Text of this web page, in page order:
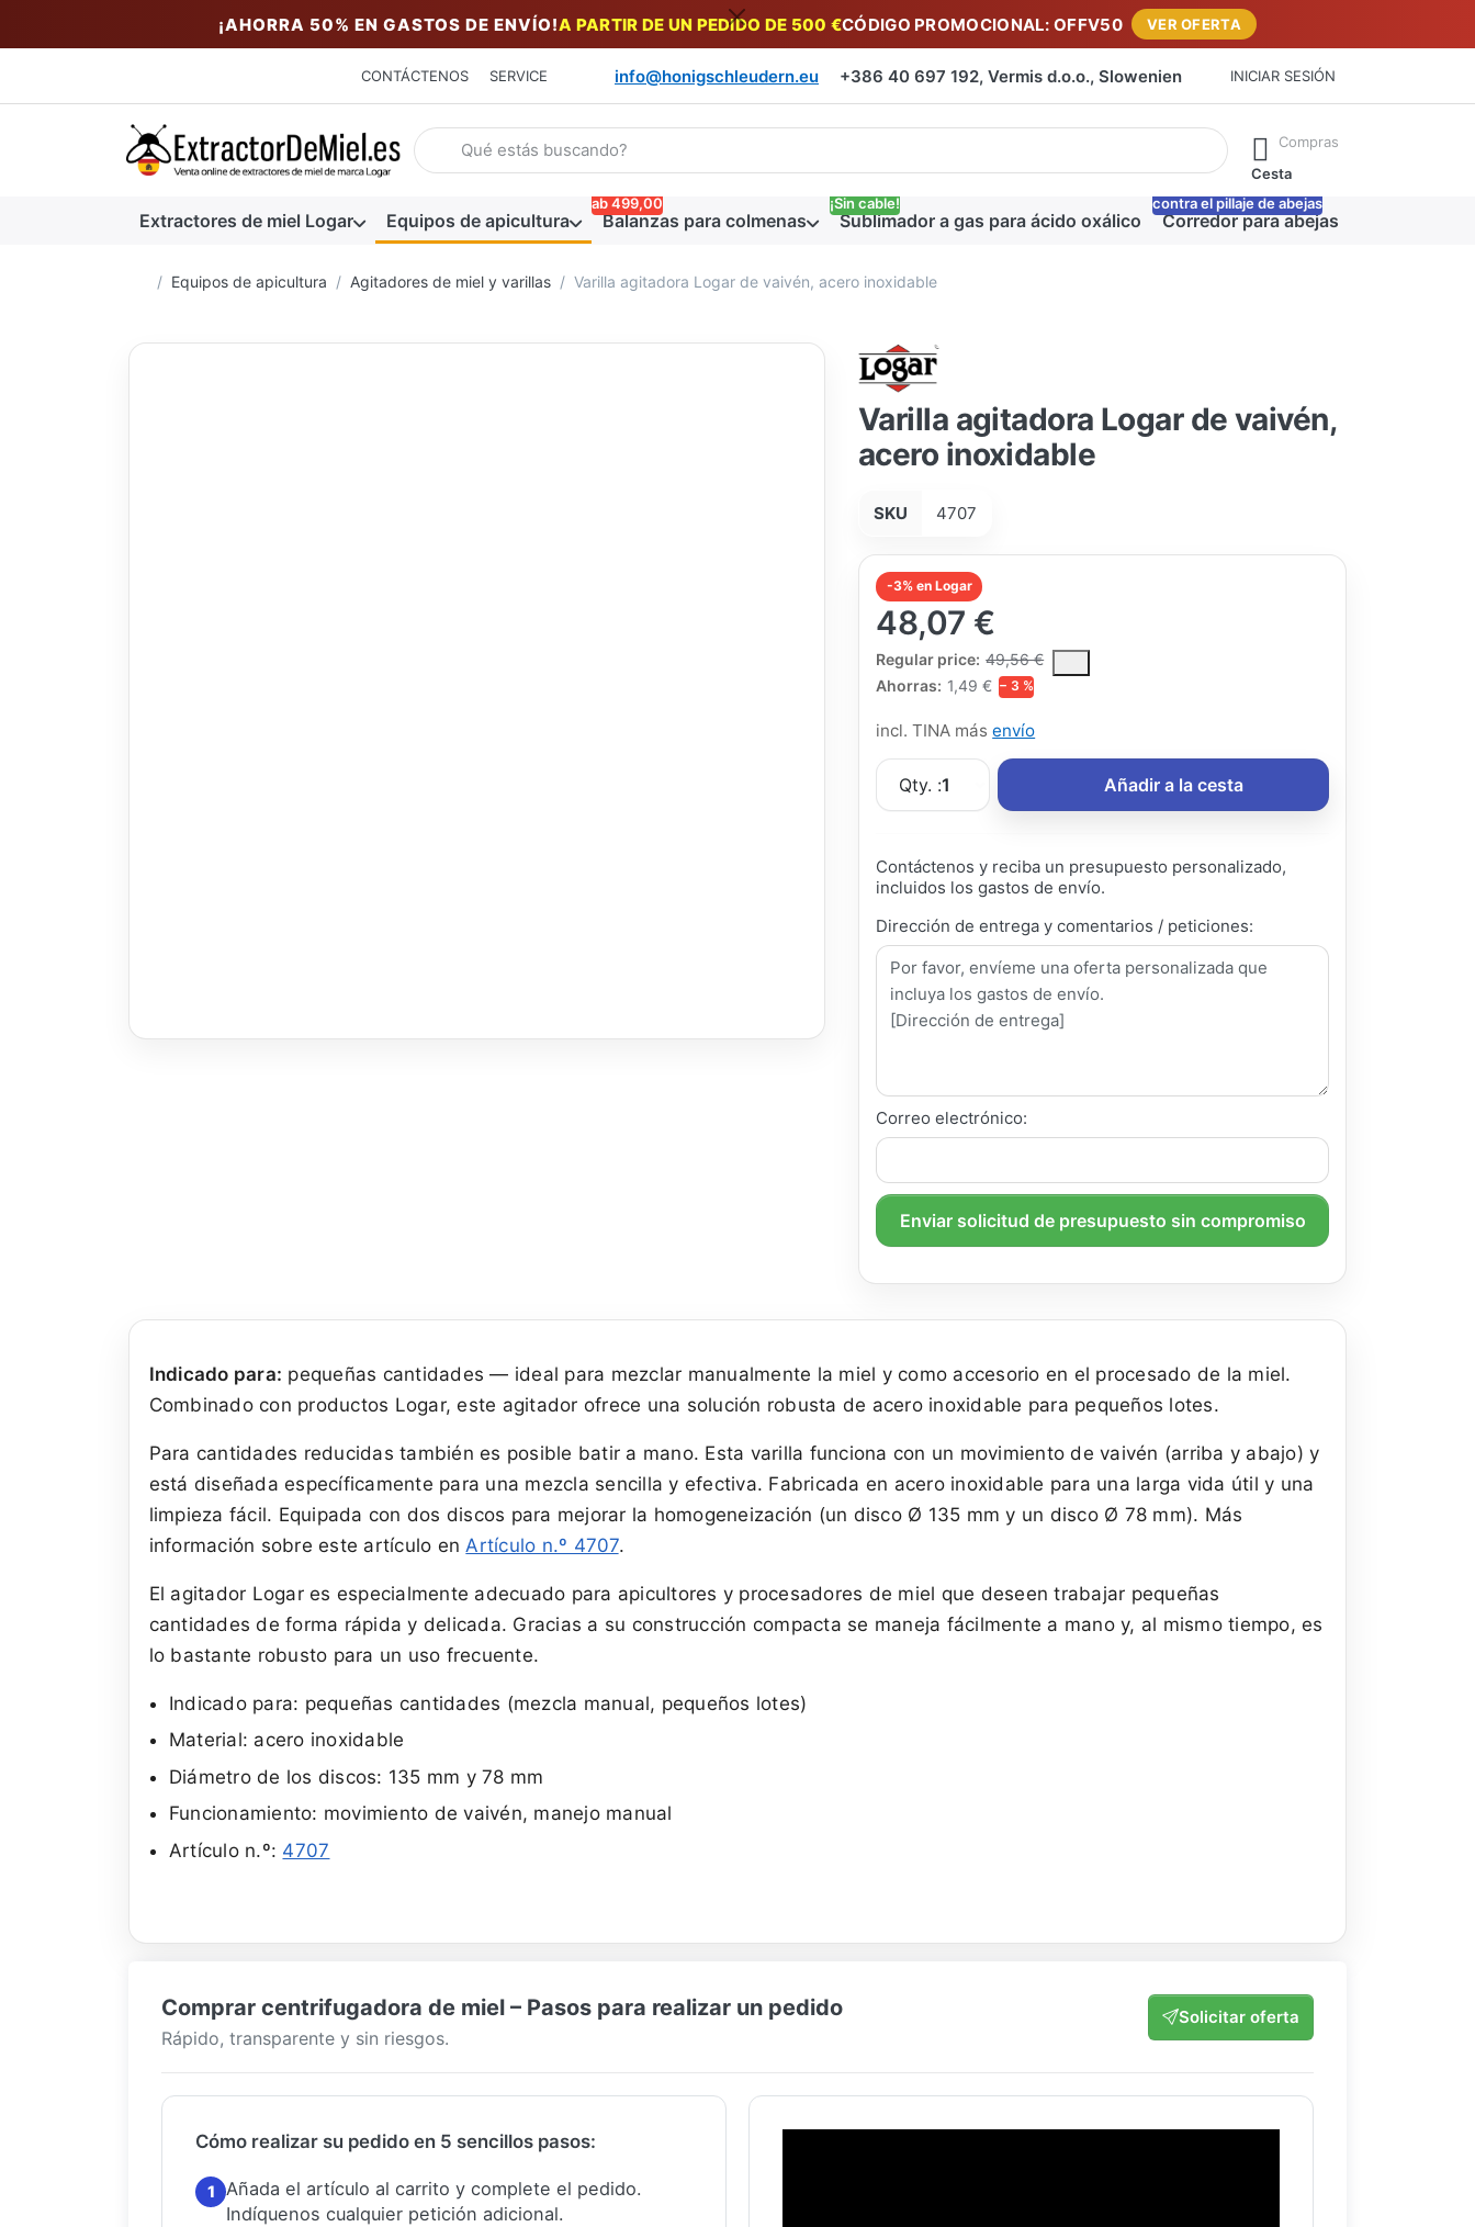
¡AHORRA 50% EN GASTOS DE ENVÍO!A PARTIR DE UN PEDIDO DE 500 €CÓDIGO PROMOCIONAL: OFFV50 VER OFERTA
CONTÁCTENOS SERVICE info@honigschleudern.eu +386 40 697 192, Vermis d.o.o., Slowenien INICIAR SESIÓN
Introduzca un término de búsqueda. Los primeros resultados aparecen automáticamente a medida que escribe. Pulse la tecla Intro para
Compras
Cesta
Extractores de miel Logar Equipos de apicultura Balanzas para colmenas
ab 499,00
Sublimador a gas para ácido oxálico
¡Sin cable!
Corredor para abejas
contra el pillaje de abejas
Página de inicio
Equipos de apicultura Agitadores de miel y varillas Varilla agitadora Logar de vaivén, acero inoxidable
Varilla agitadora Logar de vaivén,
acero inoxidable
SKU 4707
-3% en Logar
48,07 €
Regular price: 49,56 €
The Regular Price is the median selling price paid by customers for a product,
Ahorras: 1,49 € − 3 %
incl. TINA másenvío
Qty. :1 Añadir a la cesta
Contáctenos y reciba un presupuesto personalizado,
incluidos los gastos de envío.
Dirección de entrega y comentarios / peticiones:
Correo electrónico:
Enviar solicitud de presupuesto sin compromiso
Indicado para: pequeñas cantidades — ideal para mezclar manualmente la miel y como accesorio en el procesado de la miel.
Combinado con productos Logar, este agitador ofrece una solución robusta de acero inoxidable para pequeños lotes.
Para cantidades reducidas también es posible batir a mano. Esta varilla funciona con un movimiento de vaivén (arriba y abajo) y
está diseñada específicamente para una mezcla sencilla y efectiva. Fabricada en acero inoxidable para una larga vida útil y una
limpieza fácil. Equipada con dos discos para mejorar la homogeneización (un disco Ø 135 mm y un disco Ø 78 mm). Más
información sobre este artículo en Artículo n.º 4707.
El agitador Logar es especialmente adecuado para apicultores y procesadores de miel que deseen trabajar pequeñas
cantidades de forma rápida y delicada. Gracias a su construcción compacta se maneja fácilmente a mano y, al mismo tiempo, es
lo bastante robusto para un uso frecuente.
Indicado para: pequeñas cantidades (mezcla manual, pequeños lotes)
Material: acero inoxidable
Diámetro de los discos: 135 mm y 78 mm
Funcionamiento: movimiento de vaivén, manejo manual
Artículo n.º: 4707
Comprar centrifugadora de miel – Pasos para realizar un pedido
Rápido, transparente y sin riesgos.
Solicitar oferta
Cómo realizar su pedido en 5 sencillos pasos:
1
Añada el artículo al carrito y complete el pedido.
Indíquenos cualquier petición adicional.